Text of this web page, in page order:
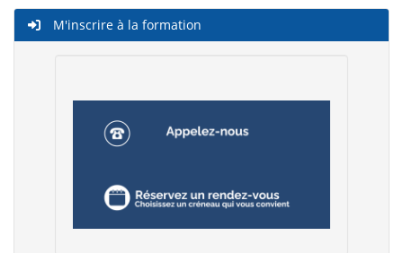
M'inscrire à la formation